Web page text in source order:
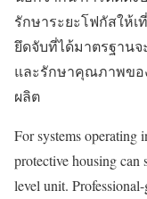
รักษาระยะโฟกัสให้เ
ยึดจับที่ได้มาตรฐาน
และรักษาคุณภาพขอ
ผลิต
For systems operating
protective housing
level unit.